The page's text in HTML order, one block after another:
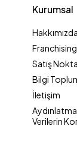
Kurumsal
Hakkımızda
Satış
Bilgi
İletişim
Verilerin